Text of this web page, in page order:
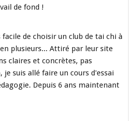
de fond !
facile de choisir un club de tai chi à
plusieurs... Attiré par leur site
claires et concrètes, pas
je suis allé faire un cours d'essai
Depuis 6 ans maintenant